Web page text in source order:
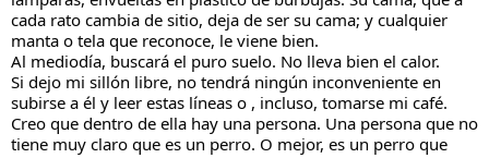
cada rato cambia de sitio, deja de ser su cama; y cualquier
manta o tela que reconoce, le viene bien.
Al mediodía, buscará el puro suelo. No lleva bien el calor.
Si dejo mi sillón libre, no tendrá ningún inconveniente en
subirse a él y leer estas líneas o , incluso, tomarse mi café.
Creo que dentro de ella hay una persona. Una persona que no
tiene muy claro que es un perro. O mejor, es un perro que